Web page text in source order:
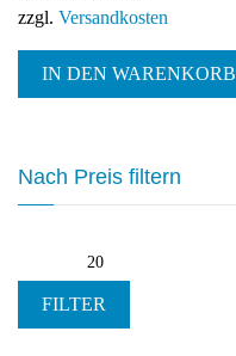
zzgl. Versandkosten
IN DEN WARENKORB
Nach Preis filtern
Min.
Preis
FILTER